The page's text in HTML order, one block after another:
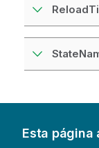
Esta página